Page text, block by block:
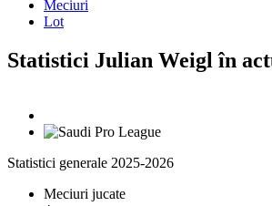
Meciuri
Lot
Statistici Julian Weigl în
Statistici generale 2025-2026
Meciuri jucate